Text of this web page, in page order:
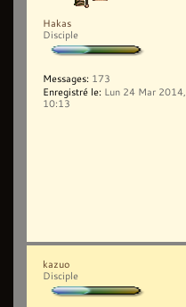
Hakas
Disciple
Messages: 173
Enregistré le: Lun 24 Mar 2014,
10:13
kazuo
Disciple